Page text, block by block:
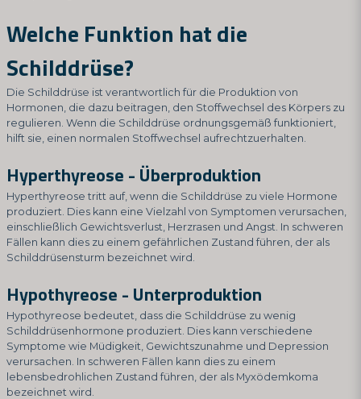
Welche Funktion hat die
Schilddrüse?
Die Schilddrüse ist verantwortlich für die Produktion von
Hormonen, die dazu beitragen, den Stoffwechsel des Körpers zu
regulieren. Wenn die Schilddrüse ordnungsgemäß funktioniert,
hilft sie, einen normalen Stoffwechsel aufrechtzuerhalten.
Hyperthyreose - Überproduktion
Hyperthyreose tritt auf, wenn die Schilddrüse zu viele Hormone
produziert. Dies kann eine Vielzahl von Symptomen verursachen,
einschließlich Gewichtsverlust, Herzrasen und Angst. In schweren
Fällen kann dies zu einem gefährlichen Zustand führen, der als
Schilddrüsensturm bezeichnet wird.
Hypothyreose - Unterproduktion
Hypothyreose bedeutet, dass die Schilddrüse zu wenig
Schilddrüsenhormone produziert. Dies kann verschiedene
Symptome wie Müdigkeit, Gewichtszunahme und Depression
verursachen. In schweren Fällen kann dies zu einem
lebensbedrohlichen Zustand führen, der als Myxödemkoma
bezeichnet wird.